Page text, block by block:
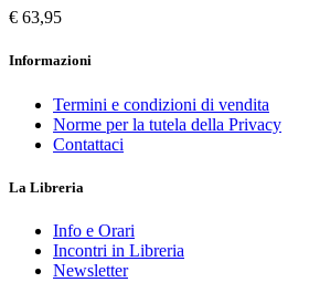
€ 63,95
Informazioni
Termini e condizioni di vendita
Norme per la tutela della Privacy
Contattaci
La Libreria
Info e Orari
Incontri in Libreria
Newsletter